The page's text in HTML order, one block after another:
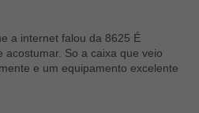
a internet falou da 8625 É
So a caixa que veio
e um equipamento excelente